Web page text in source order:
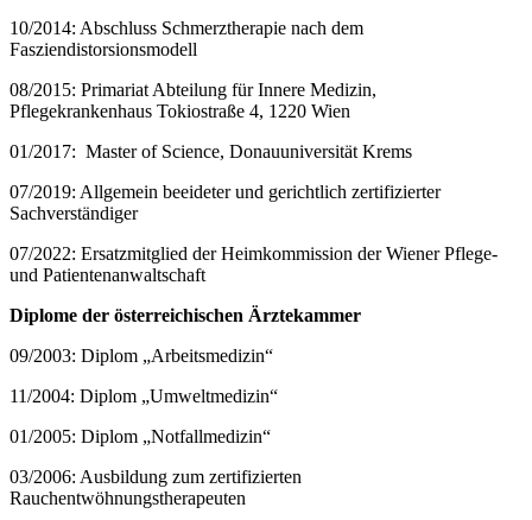
10/2014: Abschluss Schmerztherapie nach dem
Fasziendistorsionsmodell
08/2015: Primariat Abteilung für Innere Medizin,
Pflegekrankenhaus Tokiostraße 4, 1220 Wien
01/2017: Master of Science, Donauuniversität Krems
07/2019: Allgemein beeideter und gerichtlich zertifizierter
Sachverständiger
07/2022: Ersatzmitglied der Heimkommission der Wiener Pflege-
und Patientenanwaltschaft
Diplome der österreichischen Ärztekammer
09/2003: Diplom „Arbeitsmedizin“
11/2004: Diplom „Umweltmedizin“
01/2005: Diplom „Notfallmedizin“
03/2006: Ausbildung zum zertifizierten
Rauchentwöhnungstherapeuten